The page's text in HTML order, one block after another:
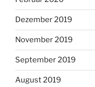
Dezember 2019
November 2019
September 2019
August 2019